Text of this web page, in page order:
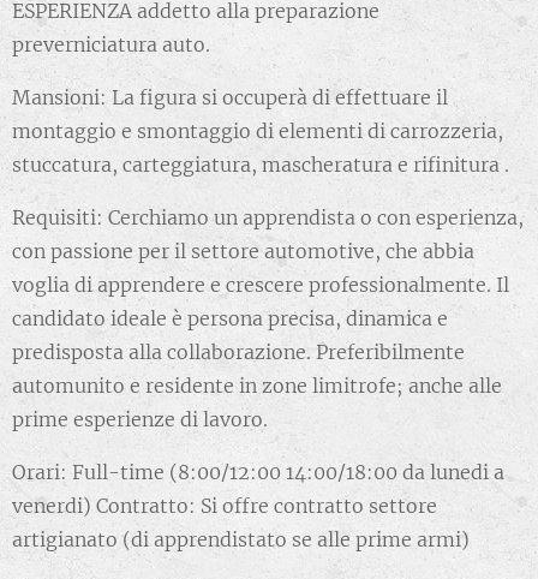
ESPERIENZA addetto alla preparazione
preverniciatura auto.
Mansioni: La figura si occuperà di effettuare il
montaggio e smontaggio di elementi di carrozzeria,
stuccatura, carteggiatura, mascheratura e rifinitura .
Requisiti: Cerchiamo un apprendista o con esperienza,
con passione per il settore automotive, che abbia
voglia di apprendere e crescere professionalmente. Il
candidato ideale è persona precisa, dinamica e
predisposta alla collaborazione. Preferibilmente
automunito e residente in zone limitrofe; anche alle
prime esperienze di lavoro.
Orari: Full-time (8:00/12:00 14:00/18:00 da lunedi a
venerdi) Contratto: Si offre contratto settore
artigianato (di apprendistato se alle prime armi)